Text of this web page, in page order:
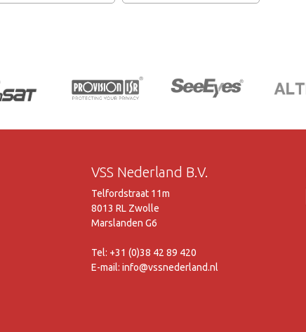
VSS Nederland B.V.
Telfordstraat 11m
8013 RL Zwolle
Marslanden G6
Tel: +31 (0)38 42 89 420
E-mail: info@vssnederland.nl